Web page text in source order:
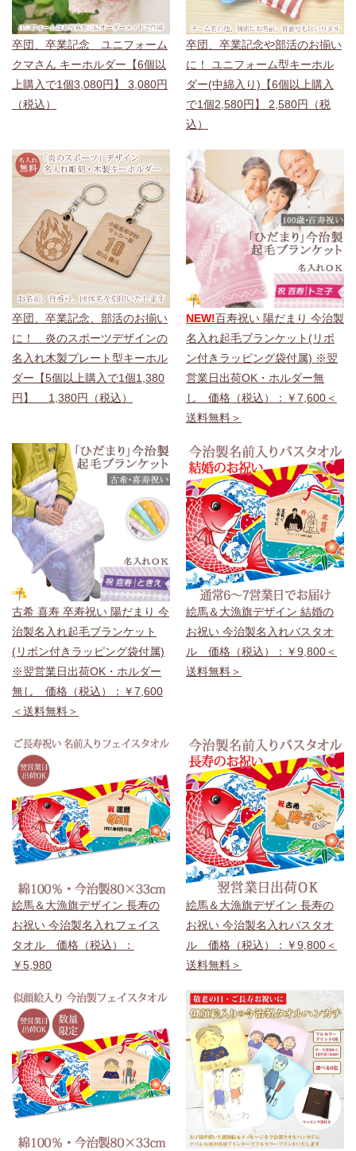
卒団、卒業記念 ユニフォーム
クマさん キーホルダー【6個以
上購入で1個3,080円】 3,080円
（税込）
卒団、卒業記念や部活のお揃い
に！ ユニフォーム型キーホル
ダー(中綿入り)【6個以上購入
で1個2,580円】 2,580円（税
込）
卒団、卒業記念、部活のお揃い
に！ 炎のスポーツデザインの
名入れ木製プレート型キーホル
ダー【5個以上購入で1個1,380
円】 1,380円（税込）
NEW!百寿祝い 陽だまり 今治製
名入れ起毛ブランケット(リボ
ン付きラッピング袋付属) ※翌
営業日出荷OK・ホルダー無
し 価格（税込）：￥7,600＜
送料無料＞
古希 喜寿 卒寿祝い 陽だまり 今
治製名入れ起毛ブランケット
(リボン付きラッピング袋付属)
※翌営業日出荷OK・ホルダー
無し 価格（税込）：￥7,600
＜送料無料＞
絵馬＆大漁旗デザイン 結婚の
お祝い 今治製名入れバスタオ
ル 価格（税込）：￥9,800＜
送料無料＞
絵馬＆大漁旗デザイン 長寿の
お祝い 今治製名入れフェイス
タオル 価格（税込）：
￥5,980
絵馬＆大漁旗デザイン 長寿の
お祝い 今治製名入れバスタオ
ル 価格（税込）：￥9,800＜
送料無料＞